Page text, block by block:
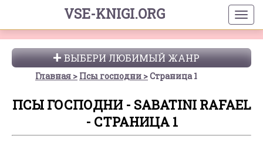
VSE-KNIGI.ORG
ВЫБЕРИ ЛЮБИМЫЙ ЖАНР
Главная Псы господни Страница 1
ПСЫ ГОСПОДНИ - SABATINI RAFAEL
- СТРАНИЦА 1